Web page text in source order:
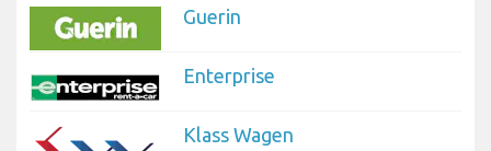
Guerin
Enterprise
Klass Wagen